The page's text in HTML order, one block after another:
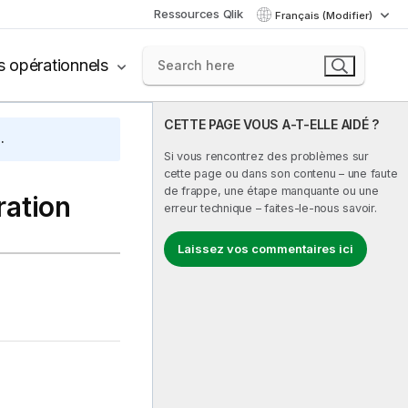
Ressources Qlik Français (Modifier)
opérationnels
CETTE PAGE VOUS A-T-ELLE AIDÉ ?
Si vous rencontrez des problèmes sur
cette page ou dans son contenu – une faute
de frappe, une étape manquante ou une
erreur technique – faites-le-nous savoir.
Laissez vos commentaires ici